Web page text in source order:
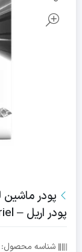
پودر اریل – ariel
شناسه محصول: